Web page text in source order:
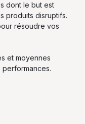
dont le but est
produits disruptifs.
résoudre vos
et moyennes